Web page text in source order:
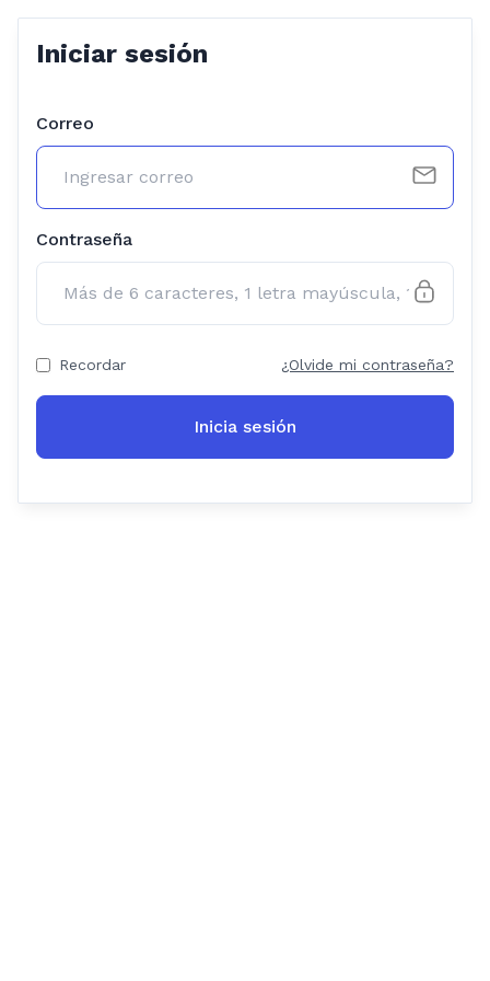
Iniciar sesión
Correo
Contraseña
Recordar ¿Olvide mi contraseña?